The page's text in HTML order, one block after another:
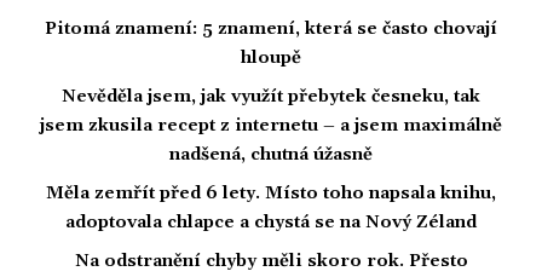
Pitomá znamení: 5 znamení, která se často chovají
hloupě
Nevěděla jsem, jak využít přebytek česneku, tak
jsem zkusila recept z internetu – a jsem maximálně
nadšená, chutná úžasně
Měla zemřít před 6 lety. Místo toho napsala knihu,
adoptovala chlapce a chystá se na Nový Zéland
Na odstranění chyby měli skoro rok. Přesto